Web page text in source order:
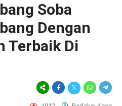
Soba
Dengan
Terbaik Di